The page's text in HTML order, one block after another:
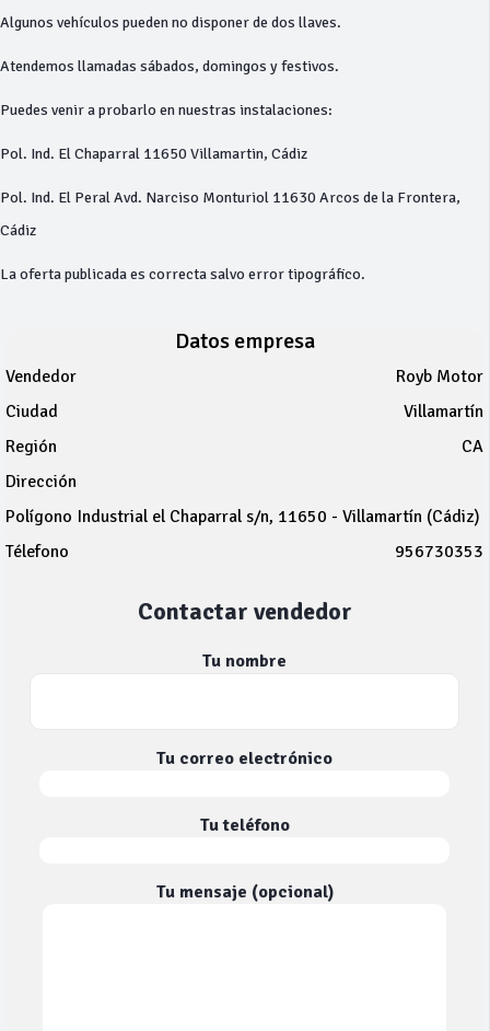
Algunos vehículos pueden no disponer de dos llaves.
Atendemos llamadas sábados, domingos y festivos.
Puedes venir a probarlo en nuestras instalaciones:
Pol. Ind. El Chaparral 11650 Villamartin, Cádiz
Pol. Ind. El Peral Avd. Narciso Monturiol 11630 Arcos de la Frontera,
Cádiz
La oferta publicada es correcta salvo error tipográfico.
Datos empresa
Vendedor
Royb Motor
Ciudad
Villamartín
Región
CA
Dirección
Polígono Industrial el Chaparral s/n, 11650 - Villamartín (Cádiz)
Télefono
956730353
Contactar vendedor
Tu nombre
Tu correo electrónico
Tu teléfono
Tu mensaje (opcional)